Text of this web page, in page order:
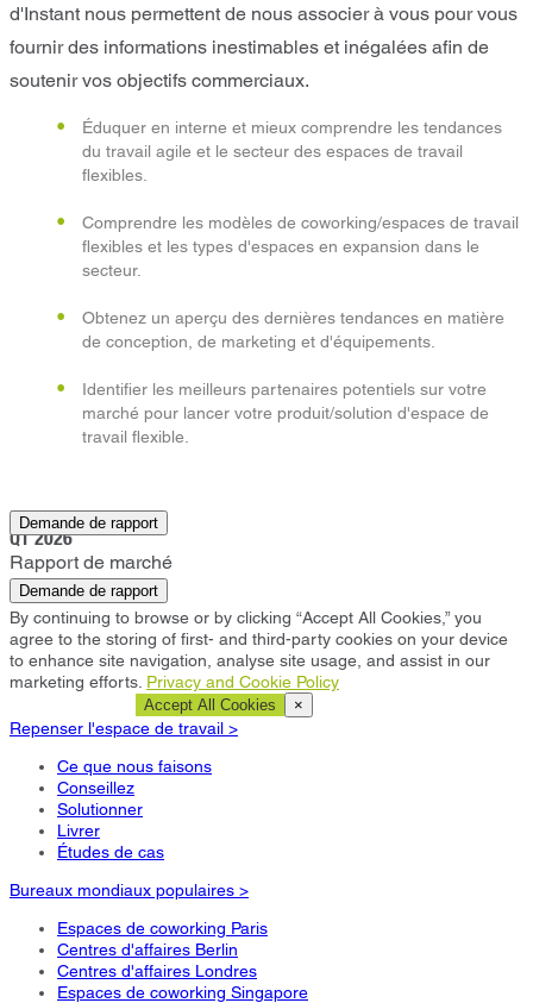
d'Instant nous permettent de nous associer à vous pour vous
fournir des informations inestimables et inégalées afin de
soutenir vos objectifs commerciaux.
Éduquer en interne et mieux comprendre les tendances
du travail agile et le secteur des espaces de travail
flexibles.
Comprendre les modèles de coworking/espaces de travail
flexibles et les types d'espaces en expansion dans le
secteur.
Obtenez un aperçu des dernières tendances en matière
de conception, de marketing et d'équipements.
Identifier les meilleurs partenaires potentiels sur votre
marché pour lancer votre produit/solution d'espace de
travail flexible.
Demande de rapport
Indianapolis
Q1 2026
Rapport de marché
Demande de rapport
By continuing to browse or by clicking “Accept All Cookies,” you
agree to the storing of first- and third-party cookies on your device
to enhance site navigation, analyse site usage, and assist in our
marketing efforts. Privacy and Cookie Policy
Accept All Cookies ×
Repenser l'espace de travail >
Ce que nous faisons
Conseillez
Solutionner
Livrer
Études de cas
Bureaux mondiaux populaires >
Espaces de coworking Paris
Centres d'affaires Berlin
Centres d'affaires Londres
Espaces de coworking Singapore